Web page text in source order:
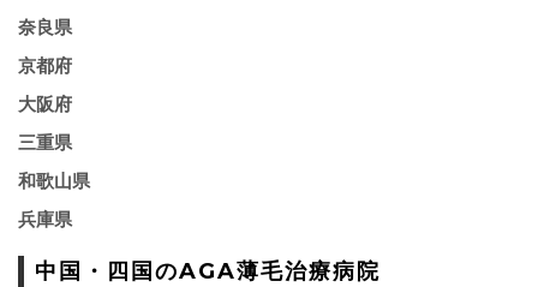
奈良県
京都府
大阪府
三重県
和歌山県
兵庫県
中国・四国のAGA薄毛治療病院